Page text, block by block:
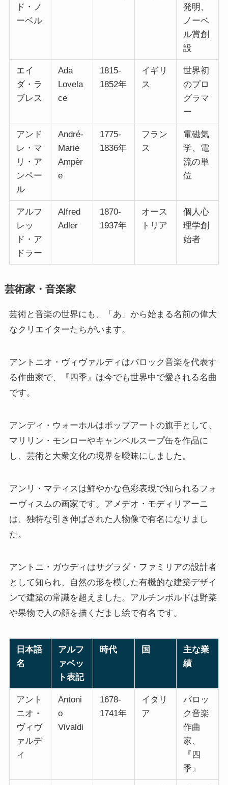
ド・ノ
ーベル
発明、
ノーベ
ル賞創
設
エイ
ダ・ラ
ブレス
Ada
Lovela
ce
1815-
1852年
イギリ
ス
世界初
のプロ
グラマ
ー
アンド
レ・マ
リ・ア
ンペー
ル
André-
Marie
Ampèr
e
1775-
1836年
フラン
ス
電磁気
学、電
流の単
位
アルフ
レッ
ド・ア
ドラー
Alfred
Adler
1870-
1937年
オース
トリア
個人心
理学創
始者
芸術家・音楽家
芸術と音楽の世界にも、「あ」から始まる名前の偉大
なクリエイターたちがいます。
アントニオ・ヴィヴァルディはバロック音楽を代表す
る作曲家で、『四季』は今でも世界中で愛される名曲
です。
アンディ・ウォーホルはポップアートの旗手として、
マリリン・モンローやキャンベルスープ缶を作品に
し、芸術と大衆文化の境界を曖昧にしました。
アンリ・マティスは鮮やかな色彩表現で知られるフォ
ーヴィスムの画家です。アメデオ・モディリアーニ
は、独特な引き伸ばされた人物像で有名になりまし
た。
アントニ・ガウディはサグラダ・ファミリアの設計者
として知られ、自然の形を模した有機的な建築デザイ
ンで建築の常識を超えました。アルチンボルドは野菜
や果物で人の顔を描くだまし絵で有名です。
日本語
名
アルフ
ァベッ
ト表記
時代 国
主な業
績
アント
ニオ・
ヴィヴ
ァルデ
ィ
Antoni
o
Vivaldi
1678-
1741年
イタリ
ア
バロッ
ク音楽
作曲
家、
『四
季』